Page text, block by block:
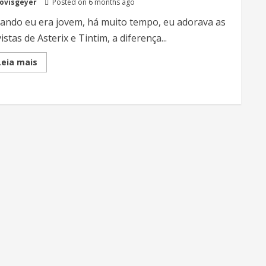
Posted on 6 months ago
eu era jovem, há muito tempo, eu adorava as
de Asterix e Tintim, a diferença...
maisRead
more
usar